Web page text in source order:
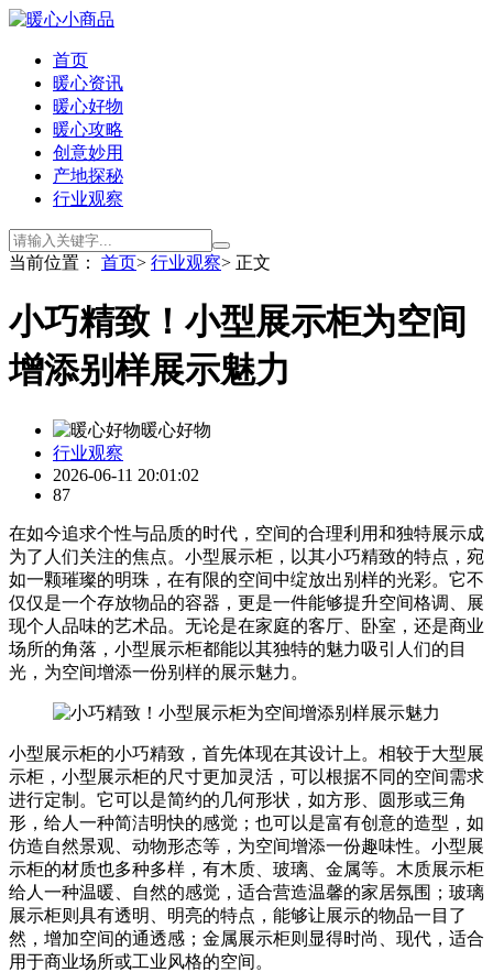
首页
暖心资讯
暖心好物
暖心攻略
创意妙用
产地探秘
行业观察
当前位置： 首页> 行业观察> 正文
小巧精致！小型展示柜为空间
增添别样展示魅力
暖心好物
行业观察
2026-06-11 20:01:02
87
在如今追求个性与品质的时代，空间的合理利用和独特展示成
为了人们关注的焦点。小型展示柜，以其小巧精致的特点，宛
如一颗璀璨的明珠，在有限的空间中绽放出别样的光彩。它不
仅仅是一个存放物品的容器，更是一件能够提升空间格调、展
现个人品味的艺术品。无论是在家庭的客厅、卧室，还是商业
场所的角落，小型展示柜都能以其独特的魅力吸引人们的目
光，为空间增添一份别样的展示魅力。
小型展示柜的小巧精致，首先体现在其设计上。相较于大型展
示柜，小型展示柜的尺寸更加灵活，可以根据不同的空间需求
进行定制。它可以是简约的几何形状，如方形、圆形或三角
形，给人一种简洁明快的感觉；也可以是富有创意的造型，如
仿造自然景观、动物形态等，为空间增添一份趣味性。小型展
示柜的材质也多种多样，有木质、玻璃、金属等。木质展示柜
给人一种温暖、自然的感觉，适合营造温馨的家居氛围；玻璃
展示柜则具有透明、明亮的特点，能够让展示的物品一目了
然，增加空间的通透感；金属展示柜则显得时尚、现代，适合
用于商业场所或工业风格的空间。